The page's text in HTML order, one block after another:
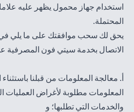
استخدام جهاز محمول يظهر عليه
المحتملة.
يحق لك سحب موافقتك على ما يلي
الاتصال بخدمة سيتي فون المصرفية
أ. معالجة المعلومات من قبلنا
المعلومات مطلوبة لأغراض العمليات
والخدمات التي تطلبها؛ و